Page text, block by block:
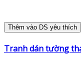
Thêm vào DS yêu thích
Tranh dán tường